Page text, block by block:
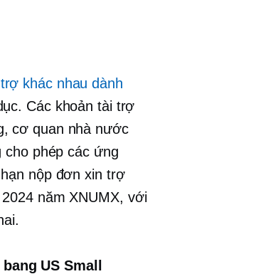
khác nhau dành
Các khoản tài trợ
cơ quan nhà nước
cho phép các ứng
nộp đơn xin trợ
năm XNUMX, với
US Small